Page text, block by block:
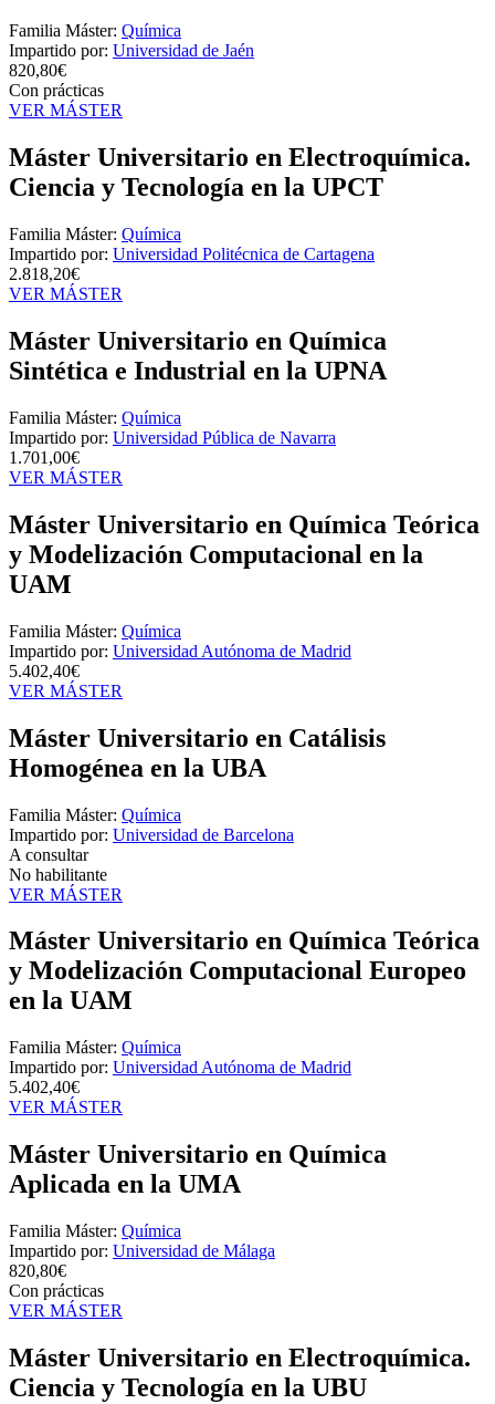
Familia Máster: Química
Impartido por: Universidad de Jaén
820,80€
Con prácticas
VER MÁSTER
Máster Universitario en Electroquímica.
Ciencia y Tecnología en la UPCT
Familia Máster: Química
Impartido por: Universidad Politécnica de Cartagena
2.818,20€
VER MÁSTER
Máster Universitario en Química
Sintética e Industrial en la UPNA
Familia Máster: Química
Impartido por: Universidad Pública de Navarra
1.701,00€
VER MÁSTER
Máster Universitario en Química Teórica
y Modelización Computacional en la
UAM
Familia Máster: Química
Impartido por: Universidad Autónoma de Madrid
5.402,40€
VER MÁSTER
Máster Universitario en Catálisis
Homogénea en la UBA
Familia Máster: Química
Impartido por: Universidad de Barcelona
A consultar
No habilitante
VER MÁSTER
Máster Universitario en Química Teórica
y Modelización Computacional Europeo
en la UAM
Familia Máster: Química
Impartido por: Universidad Autónoma de Madrid
5.402,40€
VER MÁSTER
Máster Universitario en Química
Aplicada en la UMA
Familia Máster: Química
Impartido por: Universidad de Málaga
820,80€
Con prácticas
VER MÁSTER
Máster Universitario en Electroquímica.
Ciencia y Tecnología en la UBU